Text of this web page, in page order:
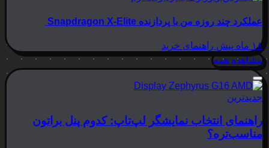
عملکرد چند روزه من با پردازنده Snapdragon X-Elite
۱۸ ماه پیش
راهنمای خرید
مشاهده همه
جدیدترین
راهنمای انتخاب نمایشگر لپ‌تاپ: کدوم پنل براتون
مناسب‌تره؟